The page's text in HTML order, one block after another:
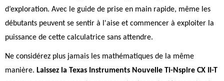
d’exploration. Avec le guide de prise en main rapide, même les
débutants peuvent se sentir à l'aise et commencer à exploiter la
puissance de cette calculatrice sans attendre.
Ne considérez plus jamais les mathématiques de la même
manière. Laissez la Texas Instruments Nouvelle Ti-Nspire CX II-T